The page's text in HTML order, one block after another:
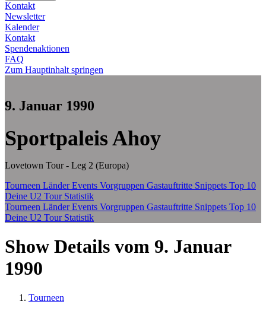
Kontakt
Newsletter
Kalender
Kontakt
Spendenaktionen
FAQ
Zum Hauptinhalt springen
9. Januar 1990
Sportpaleis Ahoy
Lovetown Tour - Leg 2 (Europa)
Tourneen LänderEvents Vorgruppen Gastauftritte Snippets Top 10
Deine U2 Tour Statistik
Tourneen LänderEvents Vorgruppen Gastauftritte Snippets Top 10
Deine U2 Tour Statistik
Show Details vom 9. Januar
1990
Tourneen